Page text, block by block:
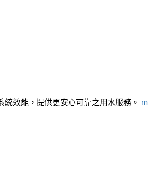
效能，提供更安心可靠之用水服務。